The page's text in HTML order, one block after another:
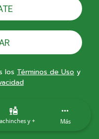
los Términos de Uso y
y + Más